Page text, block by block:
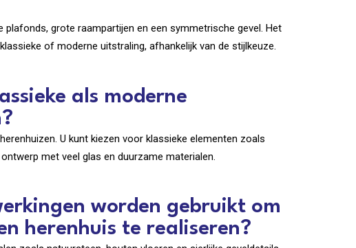
grote raampartijen en een symmetrische gevel. Het
of moderne uitstraling, afhankelijk van de stijlkeuze.
als moderne
U kunt kiezen voor klassieke elementen zoals
met veel glas en duurzame materialen.
worden gebruikt om
herenhuis te realiseren?